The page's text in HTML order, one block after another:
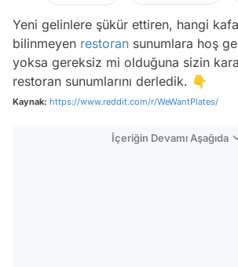
Yeni gelinlere şükür ettiren, hangi kafa
bilinmeyen restoran sunumlara hoş
yoksa gereksiz mi olduğuna sizin
restoran sunumlarını derledik. 👇
Kaynak: https://www.reddit.com/r/WeWantPlates/
İçeriğin Devamı Aşağıda